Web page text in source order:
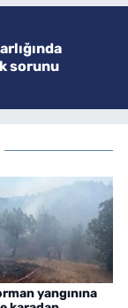
sorunu
yangınına